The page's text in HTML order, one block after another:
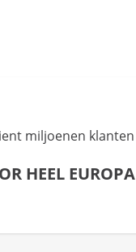
miljoenen klanten
HEEL EUROPA